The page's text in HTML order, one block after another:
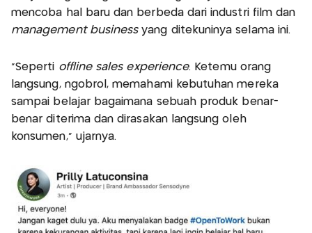
mencoba hal baru dan berbeda dari industri film dan
management businessyang ditekuninya selama ini.
"Seperti offline sales experience. Ketemu orang
langsung, ngobrol, memahami kebutuhan mereka
sampai belajar bagaimana sebuah produk benar-
benar diterima dan dirasakan langsung oleh
konsumen," ujarnya.